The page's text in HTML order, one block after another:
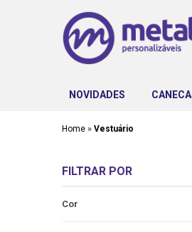
NOVIDADES
Home Vestuário
FILTRAR POR
Cor